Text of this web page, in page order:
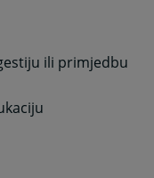
ili primjedbu